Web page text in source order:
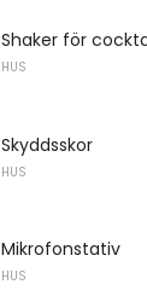
Shaker för
HUS
Skyddsskor
HUS
Mikrofonstativ
HUS